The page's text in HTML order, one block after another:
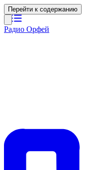
Перейти к содержанию
Радио Орфей